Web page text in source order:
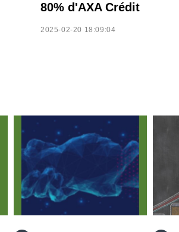
80% d'AXA Crédit
2025-02-20 18:09:04